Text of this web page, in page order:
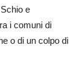
e
i comuni di
o di un colpo di